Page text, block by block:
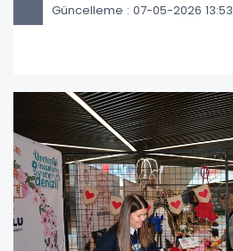
Güncelleme : 07-05-2026 13:53